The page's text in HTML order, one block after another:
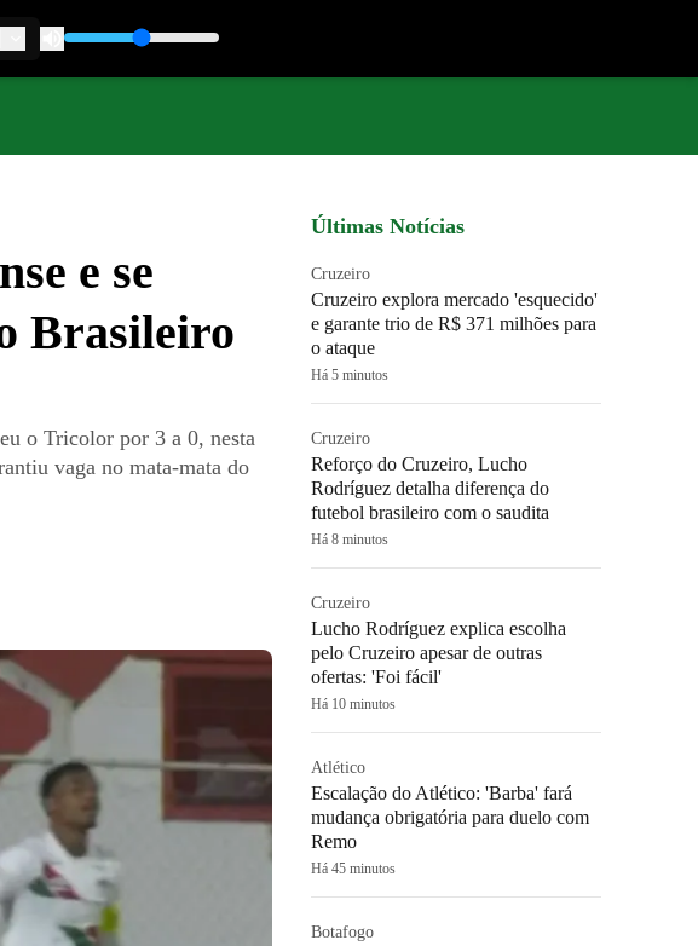
e se
Brasileiro
o Tricolor por 3 a 0, nesta
vaga no mata-mata do
Últimas Notícias
Cruzeiro
Cruzeiro explora mercado 'esquecido'
e garante trio de R$ 371 milhões para
o ataque
Há 5 minutos
Cruzeiro
Reforço do Cruzeiro, Lucho
Rodríguez detalha diferença do
futebol brasileiro com o saudita
Há 8 minutos
Cruzeiro
Lucho Rodríguez explica escolha
pelo Cruzeiro apesar de outras
ofertas: 'Foi fácil'
Há 10 minutos
Atlético
Escalação do Atlético: 'Barba' fará
mudança obrigatória para duelo com
Remo
Há 45 minutos
Botafogo